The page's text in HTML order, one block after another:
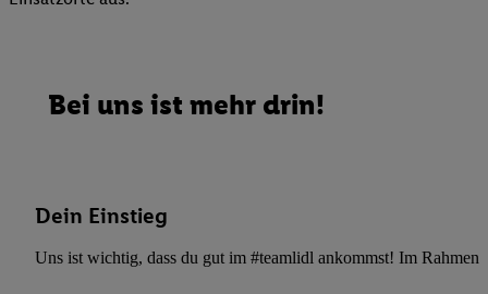
Bei uns ist mehr drin!
Dein Einstieg
Uns ist wichtig, dass du gut im #teamlidl ankommst! Im Rahmen